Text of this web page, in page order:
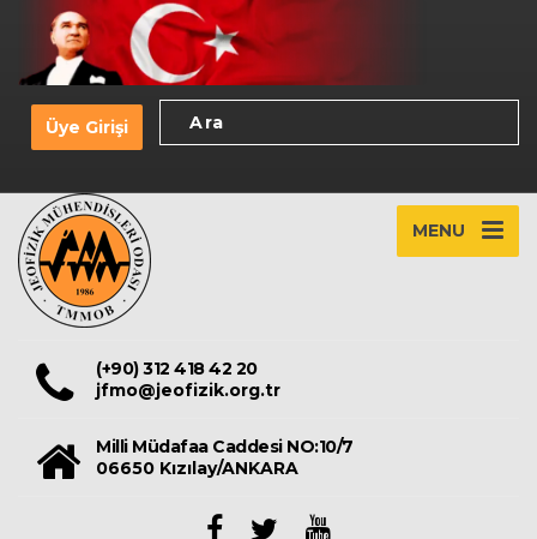
Üye Girişi
MENU
(+90) 312 418 42 20
jfmo@jeofizik.org.tr
Milli Müdafaa Caddesi NO:10/7
06650 Kızılay/ANKARA